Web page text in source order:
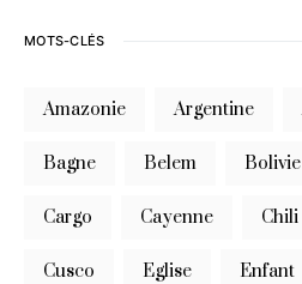
MOTS-CLÉS
Amazonie Argentine
Bagne Belem Bolivie
Cargo Cayenne Chili
Cusco Eglise Enfant